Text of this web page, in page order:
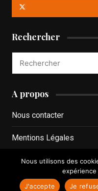
Rechercher
A propos
Nous contacter
Mentions Légales
Politique de
Nous utilisons des
J'accepte
Je